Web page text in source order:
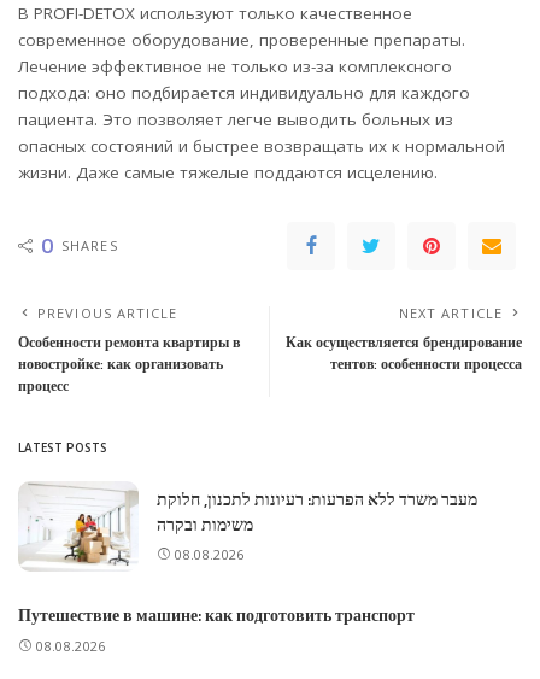
В PROFI-DETOX используют только качественное
современное оборудование, проверенные препараты.
Лечение эффективное не только из-за комплексного
подхода: оно подбирается индивидуально для каждого
пациента. Это позволяет легче выводить больных из
опасных состояний и быстрее возвращать их к нормальной
жизни. Даже самые тяжелые поддаются исцелению.
0 SHARES
PREVIOUS ARTICLE
Особенности ремонта квартиры в
новостройке: как организовать
процесс
NEXT ARTICLE
Как осуществляется брендирование
тентов: особенности процесса
LATEST POSTS
מעבר משרד ללא הפרעות: רעיונות לתכנון, חלוקת
משימות ובקרה
08.08.2026
Путешествие в машине: как подготовить транспорт
08.08.2026